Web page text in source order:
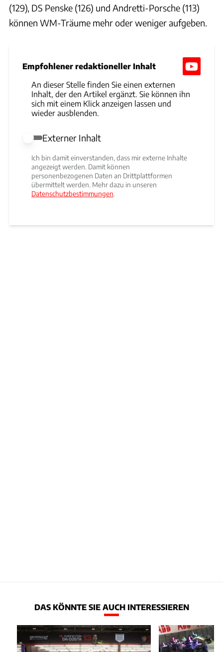
(129), DS Penske (126) und Andretti-Porsche (113)
können WM-Träume mehr oder weniger aufgeben.
Empfohlener redaktioneller Inhalt
An dieser Stelle finden Sie einen externen
Inhalt, der den Artikel ergänzt. Sie können ihn
sich mit einem Klick anzeigen lassen und
wieder ausblenden.
Externer Inhalt erlauben
Externer Inhalt
Ich bin damit einverstanden, dass mir externe Inhalte
angezeigt werden. Damit können
personenbezogenen Daten an Drittplattformen
übermittelt werden. Mehr dazu in unseren
Datenschutzbestimmungen.
DAS KÖNNTE SIE AUCH INTERESSIEREN